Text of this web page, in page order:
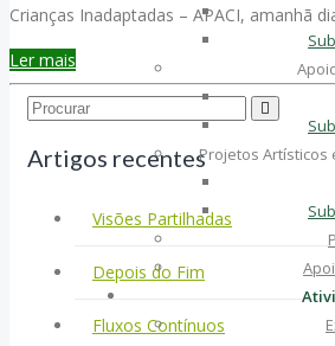
Projetos Artísticos
Crianças Inadaptadas – APACI, amanhã
Ler mais
Search...
Artigos recentes
Visões Partilhadas
Depois do Fim
Fluxos Contínuos